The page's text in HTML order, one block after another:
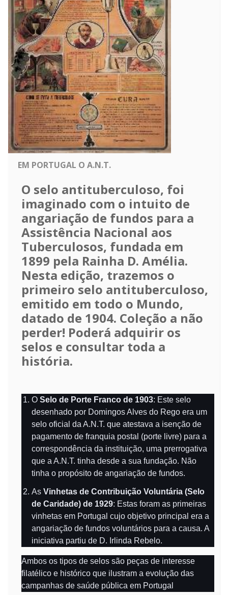
EM PORTUGAL O A.N.T.
O selo antituberculoso, foi
imaginado com o intuito de
angariação de fundos para a
Assistência Nacional aos
Tuberculosos, fundada em
1899 pela Rainha D. Amélia.
Nesta edição, trazemos o
primeiro selo antituberculoso,
emitido em todo o Mundo,
datado de 1904. Coleção a não
perder! Poderá adquirir os
selos e consultar toda a
história.
O Selo de Porte Franco de 1903: Este selo
desenhado por Domingos Alves do Rego era um
selo oficial da A.N.T. que atestava a isenção de
pagamento de franquia postal (porte livre) para a
correspondência da instituição, uma prerrogativa
que a A.N.T. tinha desde a sua fundação. Não
tinha o propósito de angariação de fundos.
As Vinhetas de Contribuição Voluntária (Selo
de Caridade) de 1929: Estas foram as primeiras
vinhetas em Portugal cujo objetivo principal era a
angariação de fundos voluntários para a causa. A
iniciativa partiu de D. Irlinda Rebelo.
Ambos os tipos de selos são peças de interesse
filatélico e histórico que ilustram a evolução das
campanhas de saúde pública em Portugal